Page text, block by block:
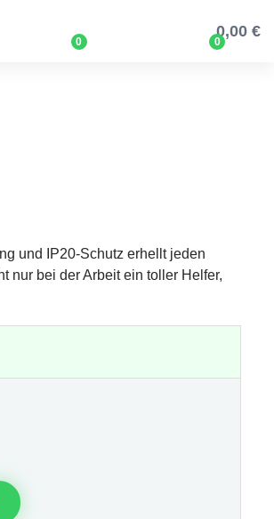
0 0
0,00 €
und IP20-Schutz erhellt jeden
nur bei der Arbeit ein toller Helfer,